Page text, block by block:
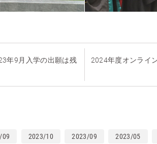
年9月入学の出願は残
2024年度オンライ
09 2023/10 2023/09 2023/05